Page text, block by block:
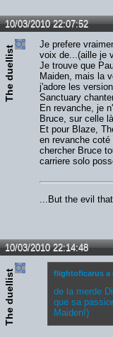
10/03/2010 22:07:52
The duellist
Je prefere
voix de...(aille je
Je trouve que
Maiden, mais la
j'adore les
Sanctuary
En revanche, je
Bruce, sur celle
Et pour Blaze,
en revanche
chercher Bruce
carriere solo
...But the evil
10/03/2010 22:14:48
The duellist flightoficarus a
de la merde
que sa
Maiden!)